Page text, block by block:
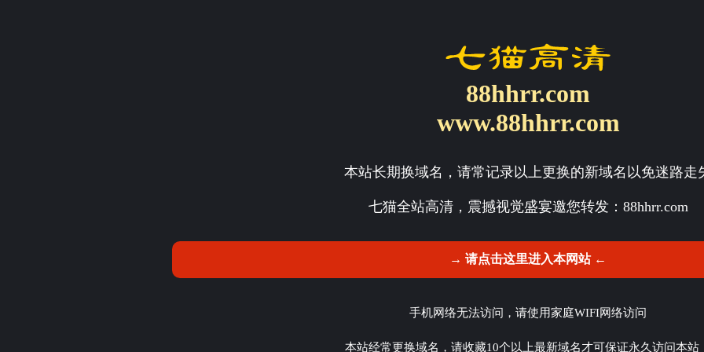
88hhrr.com
www.88hhrr.com
本站长期换域名，请常记录以上更换的新域名以免迷路走
七猫全站高清，震撼视觉盛宴邀您转发： 88hhrr.com
→ 请点击这里进入本网站 ←
手机网络无法访问，请使用家庭WIFI网络访问
本站经常更换域名，请收藏10个以上最新域名才可保证永久访问本站